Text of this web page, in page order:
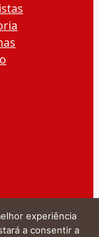
experiência
a consentir a